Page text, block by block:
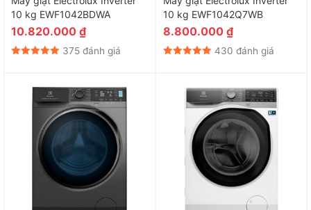
10 kg EWF1042BDWA
10.820.000 ₫
375 đánh giá
10 kg EWF1042Q7WB
8.800.000 ₫
430 đánh giá